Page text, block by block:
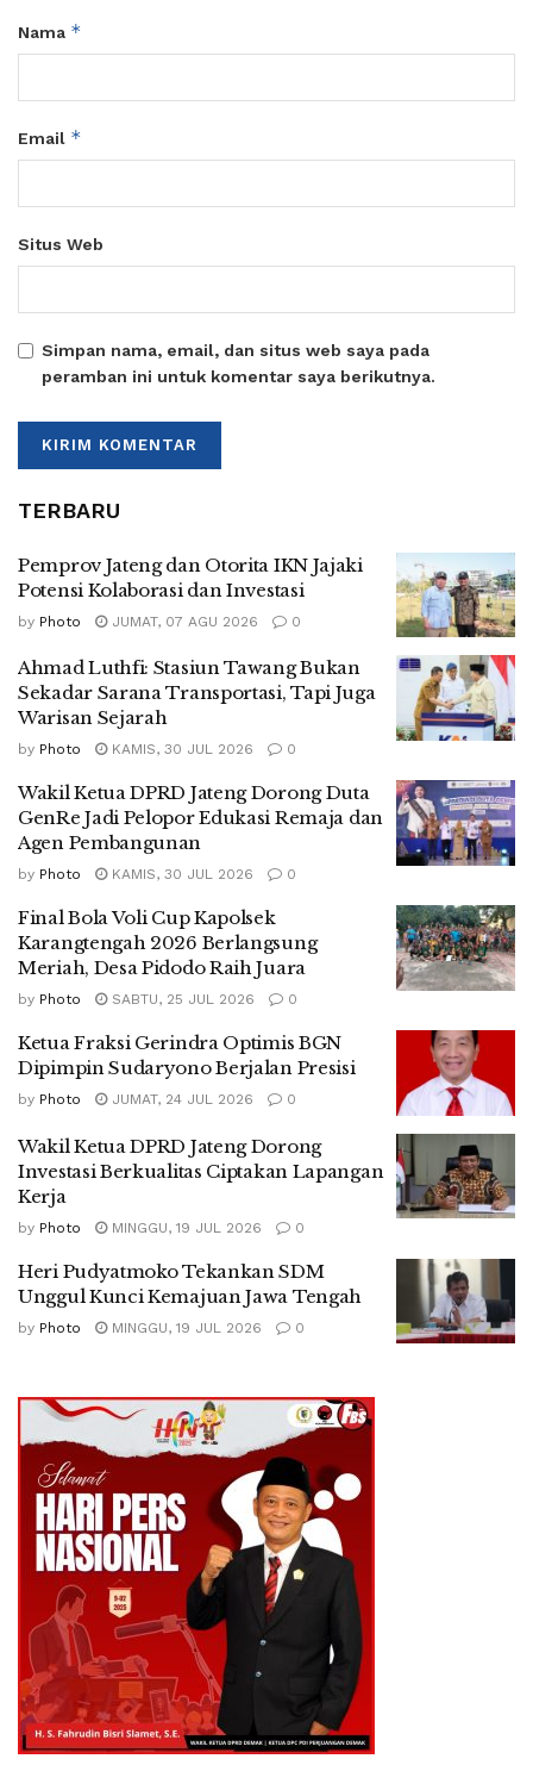
Nama *
Email *
Situs Web
Simpan nama, email, dan situs web saya pada
peramban ini untuk komentar saya berikutnya.
TERBARU
Pemprov Jateng dan Otorita IKN Jajaki
Potensi Kolaborasi dan Investasi
by Photo JUMAT, 07 AGU 2026 0
Ahmad Luthfi: Stasiun Tawang Bukan
Sekadar Sarana Transportasi, Tapi Juga
Warisan Sejarah
by Photo KAMIS, 30 JUL 2026 0
Wakil Ketua DPRD Jateng Dorong Duta
GenRe Jadi Pelopor Edukasi Remaja dan
Agen Pembangunan
by Photo KAMIS, 30 JUL 2026 0
Final Bola Voli Cup Kapolsek
Karangtengah 2026 Berlangsung
Meriah, Desa Pidodo Raih Juara
by Photo SABTU, 25 JUL 2026 0
Ketua Fraksi Gerindra Optimis BGN
Dipimpin Sudaryono Berjalan Presisi
by Photo JUMAT, 24 JUL 2026 0
Wakil Ketua DPRD Jateng Dorong
Investasi Berkualitas Ciptakan Lapangan
Kerja
by Photo MINGGU, 19 JUL 2026 0
Heri Pudyatmoko Tekankan SDM
Unggul Kunci Kemajuan Jawa Tengah
by Photo MINGGU, 19 JUL 2026 0